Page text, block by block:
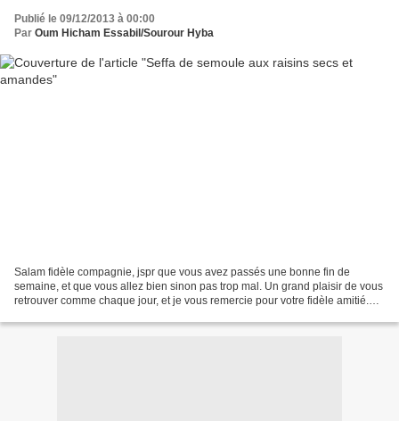
Publié le 09/12/2013 à 00:00
Par Oum Hicham Essabil/Sourour Hyba
Salam fidèle compagnie, jspr que vous avez passés une bonne fin de
semaine, et que vous allez bien sinon pas trop mal. Un grand plaisir de vous
retrouver comme chaque jour, et je vous remercie pour votre fidèle amitié.